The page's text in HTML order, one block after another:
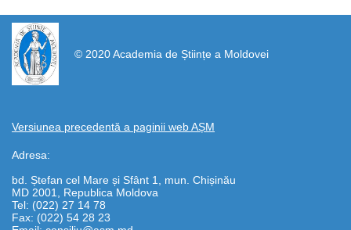
© 2020 Academia de Științe a Moldovei
Versiunea precedentă a paginii web AȘM
Adresa:
bd. Ștefan cel Mare și Sfânt 1, mun. Chișinău
MD 2001, Republica Moldova
Tel: (022) 27 14 78
Fax: (022) 54 28 23
https://propletenie.ru/